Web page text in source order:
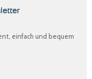
einfach und bequem